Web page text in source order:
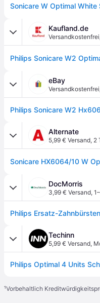
Kaufland.de
Versandkostenfrei
eBay
Versandkostenfrei
Alternate
5,99 € Versand, 2
DocMorris
3,99 € Versand,
Techinn
5,99 € Versand,
Philips Optimal 4 Units
¹Vorbehaltlich